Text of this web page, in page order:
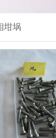
坩埚